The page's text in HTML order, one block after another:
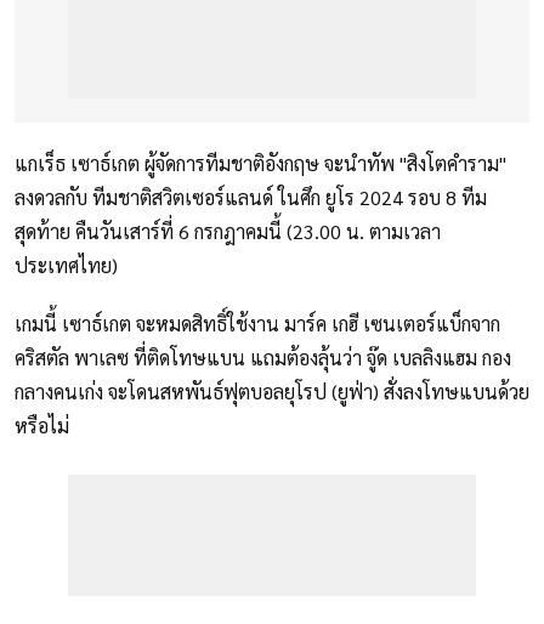
แกเร็ธ เซาธ์เกต ผู้จัดการทีมชาติอังกฤษ จะนำทัพ "สิงโตคำราม"
ลงดวลกับ ทีมชาติสวิตเซอร์แลนด์ ในศึก ยูโร 2024 รอบ 8 ทีม
สุดท้าย คืนวันเสาร์ที่ 6 กรกฎาคมนี้ (23.00 น. ตามเวลา
ประเทศไทย)
เกมนี้ เซาธ์เกต จะหมดสิทธิ์ใช้งาน มาร์ค เกฮี เซนเตอร์แบ็กจาก
คริสตัล พาเลซ ที่ติดโทษแบน แถมต้องลุ้นว่า จู๊ด เบลลิงแฮม กอง
กลางคนเก่ง จะโดนสหพันธ์ฟุตบอลยุโรป (ยูฟ่า) สั่งลงโทษแบนด้วย
หรือไม่